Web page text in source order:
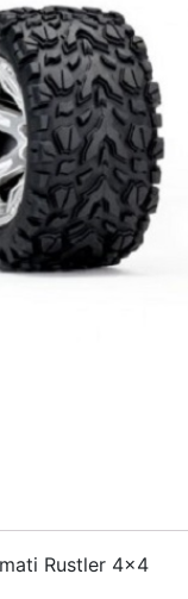
Rustler 4×4